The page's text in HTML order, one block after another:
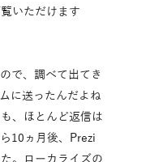
いただけます
で、調べて出てき
に送ったんだよね
、ほとんど返信は
10ヵ月後、Prezi
。ローカライズの